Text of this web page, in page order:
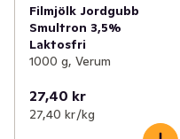
Filmjölk Jordgubb
Smultron 3,5%
Laktosfri
1000 g, Verum
27,40 kr
27,40 kr /kg